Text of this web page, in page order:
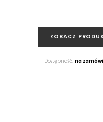
Dostępność:na
ZOBACZ
Dostępność: na